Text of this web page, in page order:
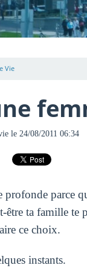
Vie
le 24/08/2011 06:34
profonde parce
être ta famille te
ce choix.
instants.